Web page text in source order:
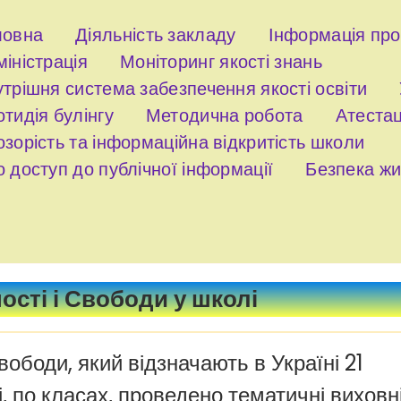
Діяльність закладу
Інформація
Моніторинг якості знань
система забезпечення якості освіти
булінгу
Методична робота
та інформаційна відкритість школи
доступ до публічної інформації
Безпека
і Свободи у школі
який відзначають в Україні 21